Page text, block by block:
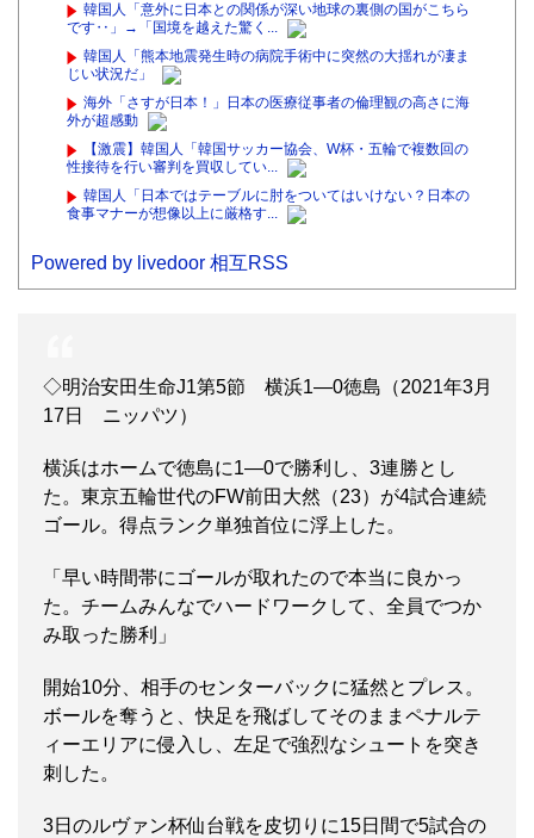
韓国人「意外に日本との関係が深い地球の裏側の国がこちら
です‥」→「国境を越えた驚く...
韓国人「熊本地震発生時の病院手術中に突然の大揺れが凄ま
じい状況だ」
海外「さすが日本！」日本の医療従事者の倫理観の高さに海
外が超感動
【激震】韓国人「韓国サッカー協会、W杯・五輪で複数回の
性接待を行い審判を買収してい...
韓国人「日本ではテーブルに肘をついてはいけない？日本の
食事マナーが想像以上に厳格す...
Powered by livedoor 相互RSS
◇明治安田生命J1第5節 横浜1―0徳島（2021年3月
17日 ニッパツ）
横浜はホームで徳島に1―0で勝利し、3連勝とし
た。東京五輪世代のFW前田大然（23）が4試合連続
ゴール。得点ランク単独首位に浮上した。
「早い時間帯にゴールが取れたので本当に良かっ
た。チームみんなでハードワークして、全員でつか
み取った勝利」
開始10分、相手のセンターバックに猛然とプレス。
ボールを奪うと、快足を飛ばしてそのままペナルテ
ィーエリアに侵入し、左足で強烈なシュートを突き
刺した。
3日のルヴァン杯仙台戦を皮切りに15日間で5試合の